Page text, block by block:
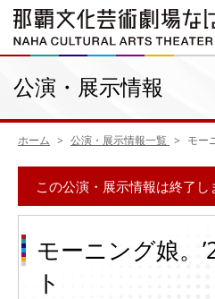
公演・展示情報
ホーム 公演・展示情報一覧 モー
この公演・展示情報は終了し
モーニング娘
ト